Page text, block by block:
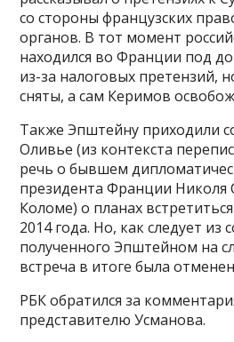
со стороны французских
органов. В тот момент
находился во Франции под
из-за налоговых претензий,
сняты, а сам Керимов
Также Эпштейну приходили
Оливье (из контекста
речь о бывшем
президента Франции Николя
Коломе) о планах
2014 года. Но, как следует из
полученного Эпштейном на
встреча в итоге была
РБК обратился за
представителю Усманова.